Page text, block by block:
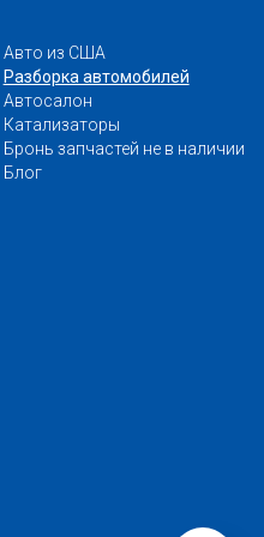
Авто из США
Разборка автомобилей
Автосалон
Катализаторы
Бронь запчастей не в наличии
Блог